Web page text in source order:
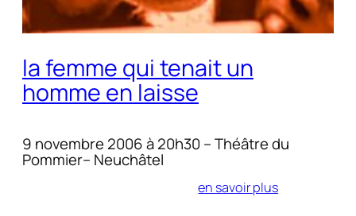
la femme qui tenait un
homme en laisse
9 novembre 2006 à 20h30 – Théâtre du
Pommier– Neuchâtel
en savoir plus